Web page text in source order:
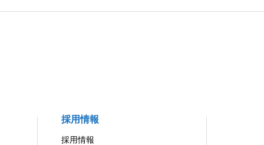
採用情報
採用情報